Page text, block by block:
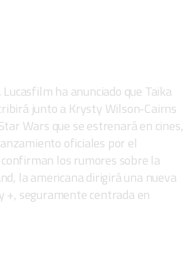
ha anunciado que Taika
junto a Krysty Wilson-Cairns
Wars que se estrenará en cines,
oficiales por el
los rumores sobre la
la americana dirigirá una nueva
+, seguramente centrada en